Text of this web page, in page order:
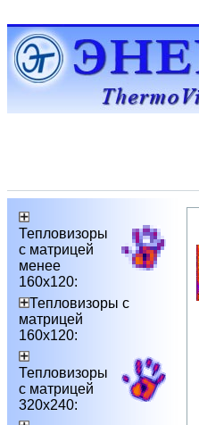
Тепловизоры
с матрицей
менее
160х120:
Тепловизоры с
матрицей
160х120:
Тепловизоры
с матрицей
320х240: